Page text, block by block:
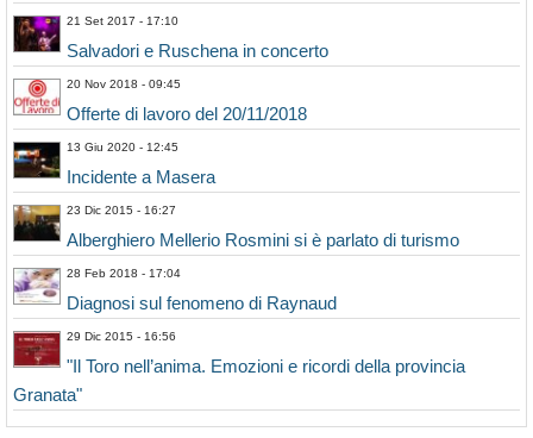
21 Set 2017 - 17:10
Salvadori e Ruschena in concerto
20 Nov 2018 - 09:45
Offerte di lavoro del 20/11/2018
13 Giu 2020 - 12:45
Incidente a Masera
23 Dic 2015 - 16:27
Alberghiero Mellerio Rosmini si è parlato di turismo
28 Feb 2018 - 17:04
Diagnosi sul fenomeno di Raynaud
29 Dic 2015 - 16:56
"Il Toro nell’anima. Emozioni e ricordi della provincia
Granata"